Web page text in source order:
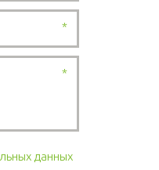
*
*
данных